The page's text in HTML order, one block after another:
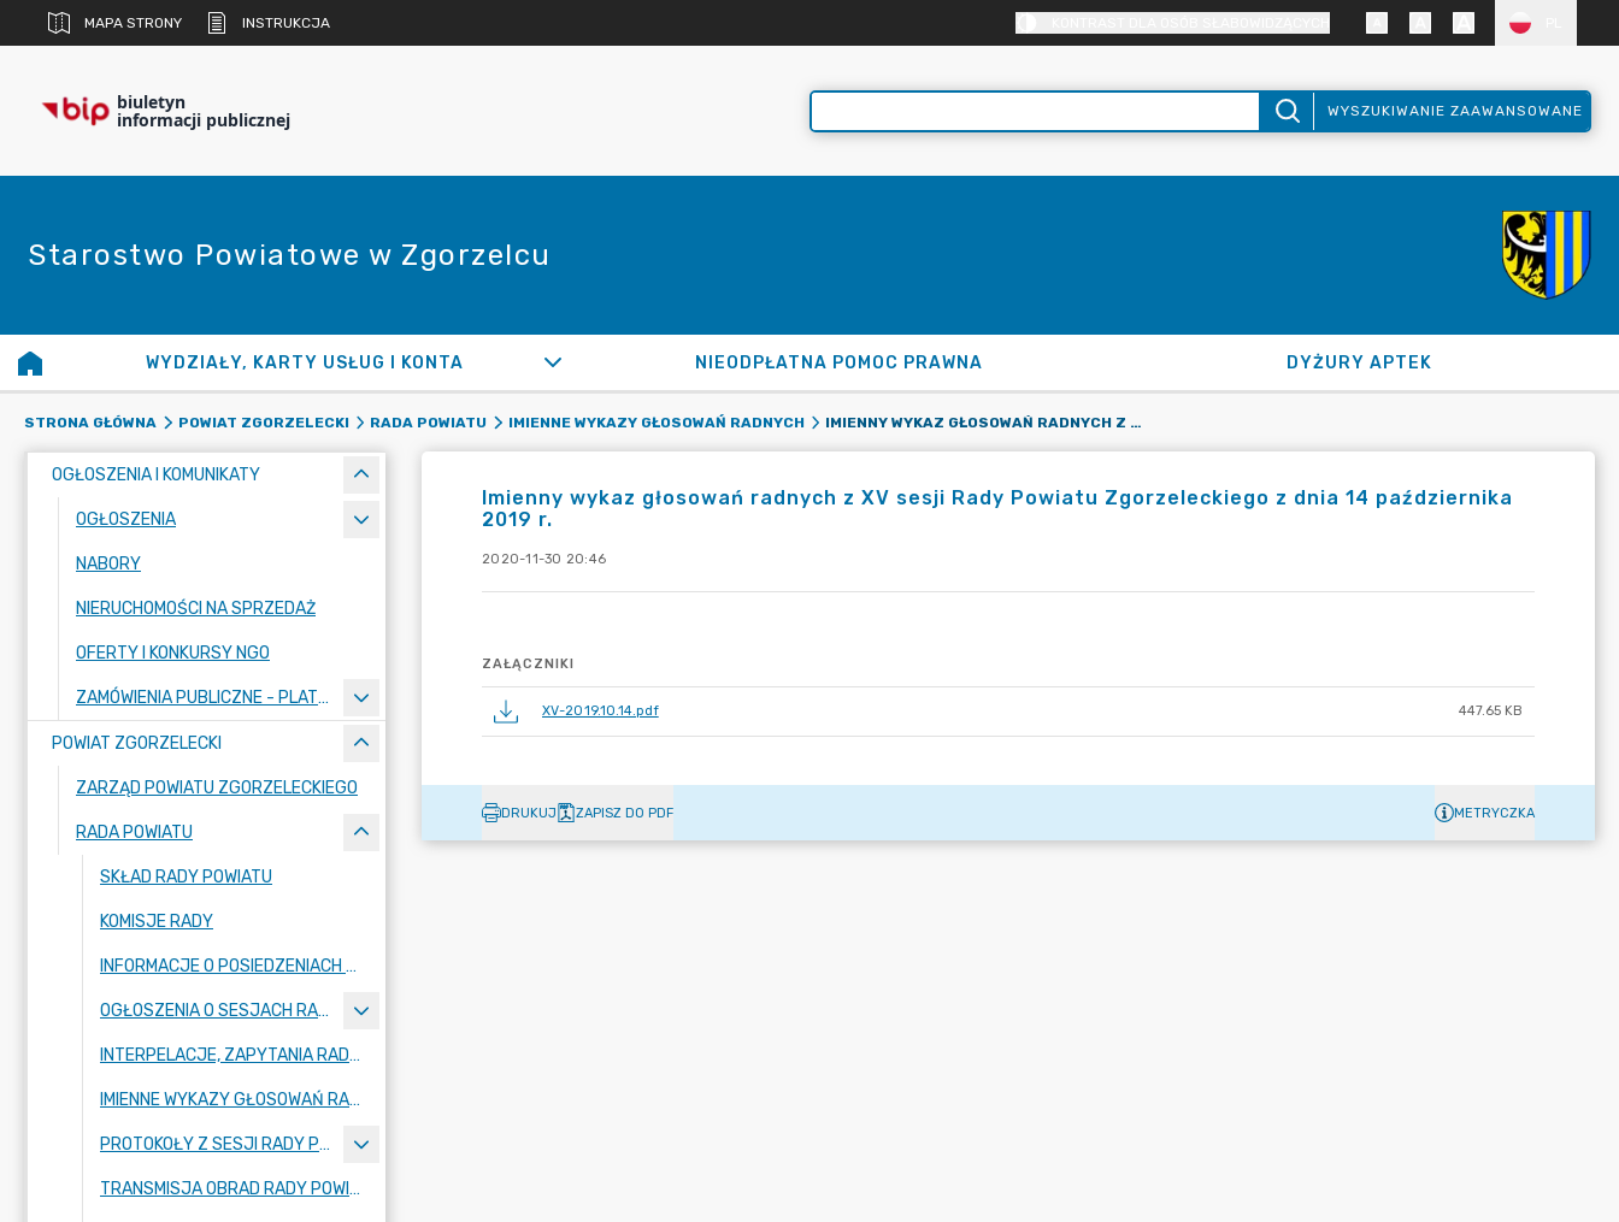
MAPA STRONY INSTRUKCJA
biuletyn
informacji publicznej WYSZUKIWANIE ZAAWANSOWANE
Starostwo Powiatowe w Zgorzelcu
WYDZIAŁY, KARTY USŁUG I KONTA NIEODPŁATNA POMOC PRAWNA DYŻURY APTEK
STRONA GŁÓWNA POWIAT ZGORZELECKI RADA POWIATU IMIENNE WYKAZY GŁOSOWAŃ RADNYCH IMIENNY WYKAZ GŁOSOWAŃ RADNYCH Z XV SESJI RADY POWIATU ZGORZELECKIEGO Z DNIA 14 PAŹDZIERNIKA 2019 R.
OGŁOSZENIA I KOMUNIKATY
OGŁOSZENIA
NABORY
NIERUCHOMOŚCI NA SPRZEDAŻ
OFERTY I KONKURSY NGO
ZAMÓWIENIA PUBLICZNE - PLATFORMA ZAKUPOWA
POWIAT ZGORZELECKI
ZARZĄD POWIATU ZGORZELECKIEGO
RADA POWIATU
SKŁAD RADY POWIATU
KOMISJE RADY
INFORMACJE O POSIEDZENIACH KOMISJI
OGŁOSZENIA O SESJACH RADY POWIATU
INTERPELACJE, ZAPYTANIA RADNYCH
IMIENNE WYKAZY GŁOSOWAŃ RADNYCH
PROTOKOŁY Z SESJI RADY POWIATU ZGORZELECKIEGO
TRANSMISJA OBRAD RADY POWIATU ZGORZELECKIEGO
Imienny wykaz głosowań radnych z XV sesji Rady Powiatu Zgorzeleckiego z dnia 14 października
2019 r.
2020-11-30 20:46
ZAŁĄCZNIKI
XV-2019.10.14.pdf 447.65 KB
DRUKUJ ZAPISZ DO PDF METRYCZKA